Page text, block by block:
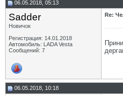
06.05.2018, 05:13
Sadder
Новичок
Регистрация: 14.01.2018
Автомобиль: LADA Vesta
Сообщений: 7
Re:
06.05.2018, 10:18